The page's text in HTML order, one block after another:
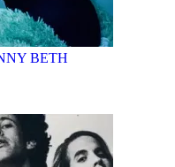
BETH